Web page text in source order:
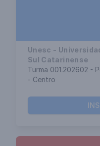
Unesc -
Sul Catarinense
Turma 001.202602 -
- Centro